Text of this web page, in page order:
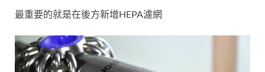
最重要的就是在後方新增HEPA濾網